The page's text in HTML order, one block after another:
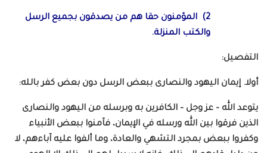
2) المؤمنون حقا هم من يصدقون بجميع الرسل
والكتب المنزلة.
التفصيل:
أولا. إيمان اليهود والنصارى ببعض الرسل دون بعض كفر بالله:
يتوعد الله – عز وجل – الكافرين به وبرسله من اليهود والنصارى
الذين فرقوا بين الله ورسله في الإيمان، فآمنوا ببعض الأنبياء
وكفروا ببعض بمجرد التشهي والعادة، وما ألفوا عليه آباءهم، لا